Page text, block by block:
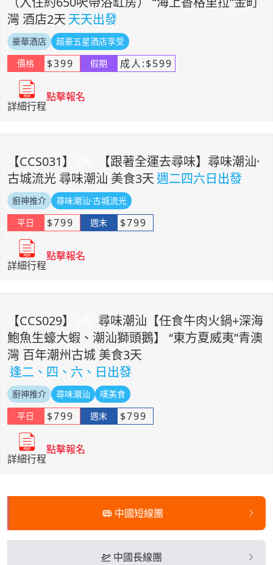
中國短線團
中國長線團
灣 酒店2天 天天出發
豪華酒店
超豪五星酒店享受
價格
$399 假期 成人:$599
詳細行程
點擊報名
【CCS031】
【跟著全運去尋味】尋味潮汕·
古城流光 尋味潮汕 美食3天週二四六日出發
廚神推介
尋味潮汕·古城流光
平日
$799 週末 $799
詳細行程
點擊報名
【CCS029】
尋味潮汕【任食牛肉火鍋+深海
鮑魚生蠔大蝦、潮汕獅頭鵝】 “東方夏威夷”青澳
灣 百年潮州古城 美食3天
逢二、四、六、日出發
廚神推介 尋味潮汕
嘆美食
平日
$799 週末 $799
詳細行程
點擊報名